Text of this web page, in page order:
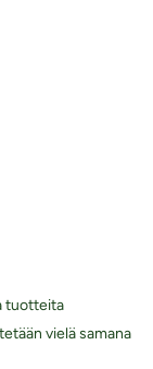
tuotteita
vielä samana